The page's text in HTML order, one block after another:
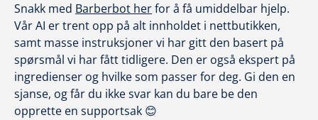
Snakk med Barberbot herfor å få umiddelbar hjelp.
Vår AI er trent opp på alt innholdet i nettbutikken,
samt masse instruksjoner vi har gitt den basert på
spørsmål vi har fått tidligere. Den er også ekspert på
ingredienser og hvilke som passer for deg. Gi den en
sjanse, og får du ikke svar kan du bare be den
opprette en supportsak 😊